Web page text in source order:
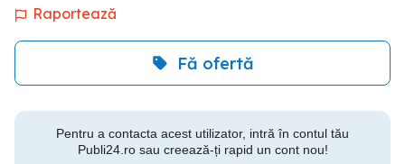
Raportează
Fă ofertă
Pentru a contacta acest utilizator, intră în contul tău
Publi24.ro sau creează-ți rapid un cont nou!